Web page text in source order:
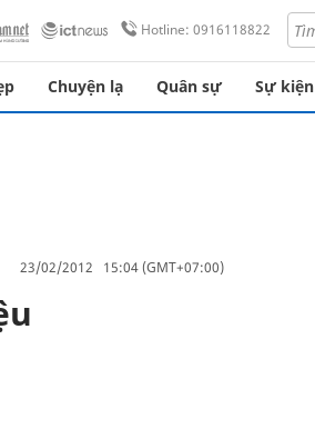
Hotline: 0916118822
Chuyện lạ Quân sự Sự kiện
23/02/2012 15:04 (GMT+07:00)